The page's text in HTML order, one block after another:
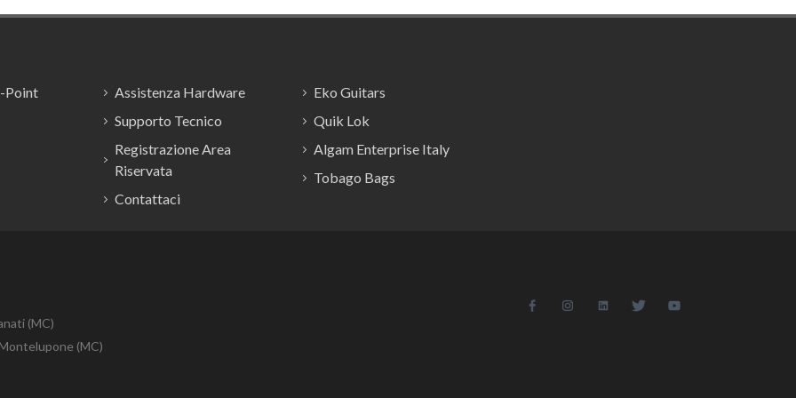
Point
Assistenza Hardware
Supporto Tecnico
Registrazione Area
Riservata
Contattaci
Eko Guitars
Quik Lok
Algam Enterprise Italy
Tobago Bags
(MC)
(MC)